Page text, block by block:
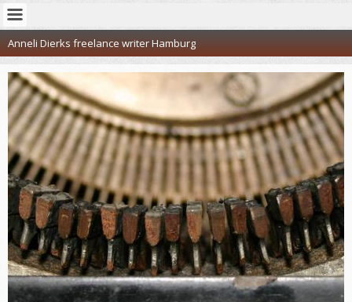
Anneli Dierks freelance writer Hamburg